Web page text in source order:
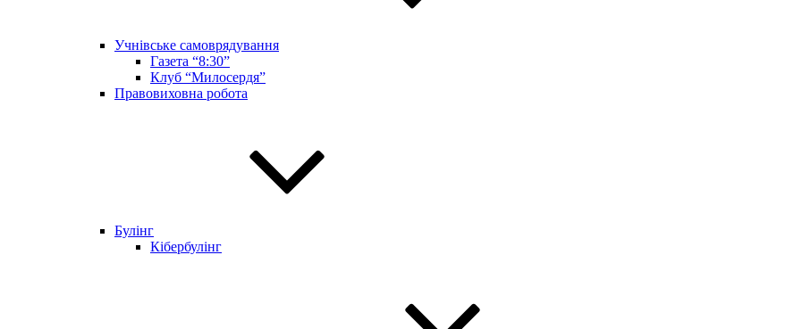
Учнівське самоврядування
Газета “8:30”
Клуб “Милосердя”
Правовиховна робота
Булінг
Кібербулінг